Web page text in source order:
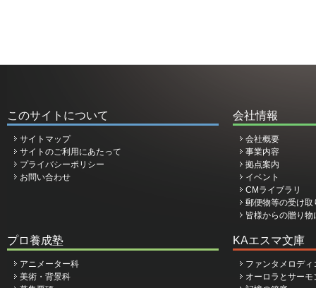
このサイトについて
サイトマップ
サイトのご利用にあたって
プライバシーポリシー
お問い合わせ
会社情報
会社概要
事業内容
拠点案内
イベント
CMライブラリ
郵便物等の受け取
皆様からの贈り
プロ養成塾
アニメーター科
美術・背景科
KAエスマ文庫
ファンタメロデ
オーロラとサーモ